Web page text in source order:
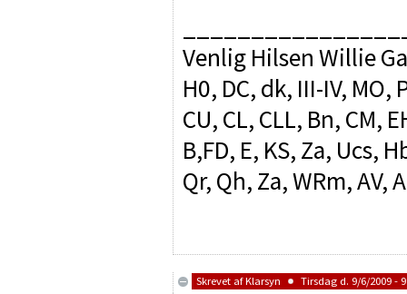
Venlig Hilsen Willie
H0, DC, dk, III-IV, MO,
CU, CL, CLL, Bn, CM,
B,FD, E, KS, Za, Ucs,
Qr, Qh, Za, WRm, AV,
Skrevet afKlarsyn Tirsdag d. 9/6/2009 -